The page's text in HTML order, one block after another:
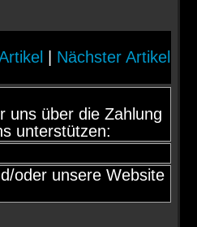
Nächster Artikel
uns über die Zahlung
unterstützen:
oder unsere Website